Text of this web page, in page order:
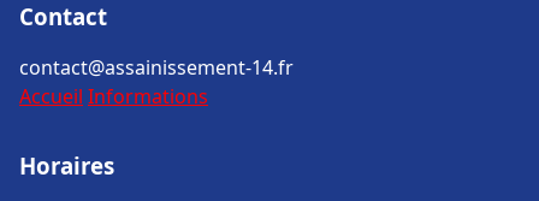
Contact
contact@assainissement-14.fr
Accueil Informations
Horaires